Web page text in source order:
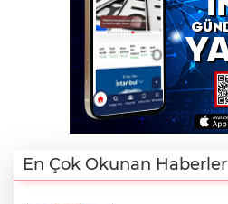
En Çok Okunan Haberler